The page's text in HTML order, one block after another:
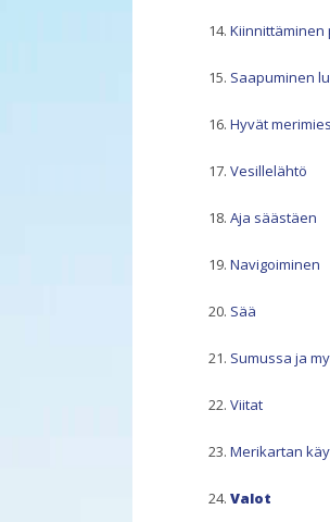
Kiinnittäminen
Saapuminen
Hyvät
Vesillelähtö
Aja säästäen
Navigoiminen
Sää
Sumussa ja
Viitat
Merikartan
Valot